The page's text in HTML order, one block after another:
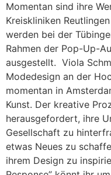
Momentan sind ihre
Kreiskliniken
werden bei der
Rahmen der Pop-Up-
ausgestellt. Viola
Modedesign an der
momentan in
Kunst. Der kreative
herausgefordert, ihre
Gesellschaft zu
etwas Neues zu
ihrem Design zu